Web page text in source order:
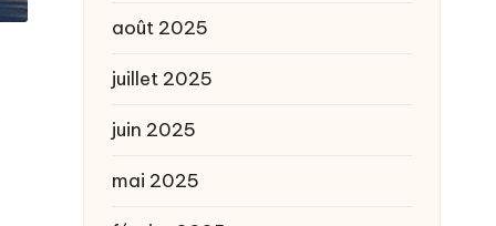
août 2025
juillet 2025
juin 2025
mai 2025